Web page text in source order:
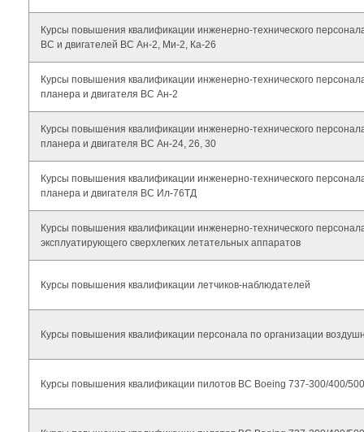
Курсы повышения квалификации инженерно-технического
ВС и двигателей ВС Ан-2, Ми-2, Ка-26
Курсы повышения квалификации инженерно-технического
планера и двигателя ВС Ан-2
Курсы повышения квалификации инженерно-технического
планера и двигателя ВС Ан-24, 26, 30
Курсы повышения квалификации инженерно-технического
планера и двигателя ВС Ил-76ТД
Курсы повышения квалификации инженерно-технического
эксплуатирующего сверхлегких летательных аппаратов
Курсы повышения квалификации летчиков-наблюдателей
Курсы повышения квалификации персонала по организации
Курсы повышения квалификации пилотов ВС Boeing 737-300/400/500